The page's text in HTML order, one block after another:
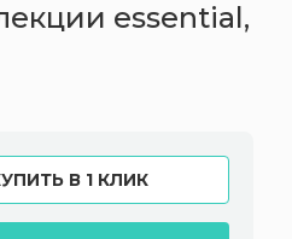
essential,
В 1 КЛИК